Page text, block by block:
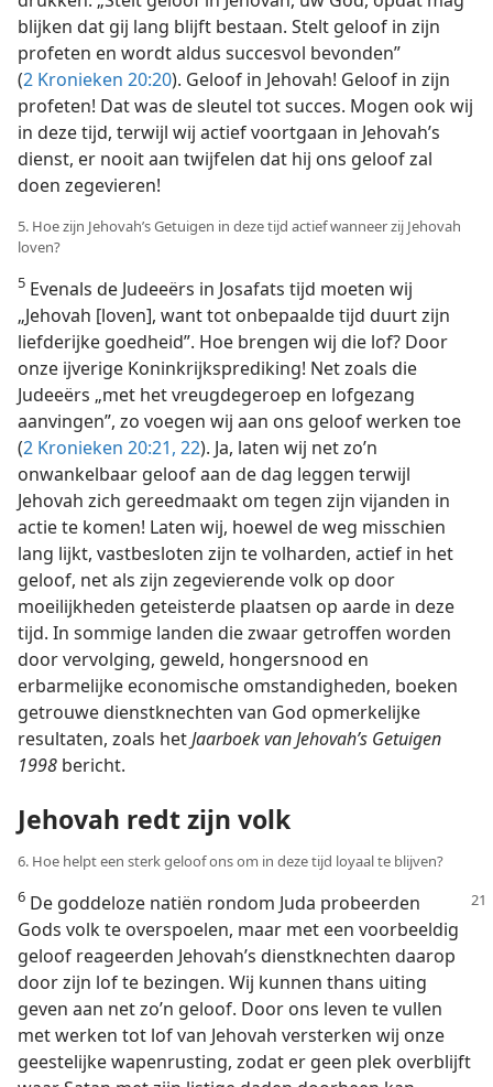
blijken dat gij lang blijft bestaan. Stelt geloof in zijn
profeten en wordt aldus succesvol bevonden”
(2 Kronieken 20:20). Geloof in Jehovah! Geloof in zijn
profeten! Dat was de sleutel tot succes. Mogen ook wij
in deze tijd, terwijl wij actief voortgaan in Jehovah’s
dienst, er nooit aan twijfelen dat hij ons geloof zal
doen zegevieren!
5. Hoe zijn Jehovah’s Getuigen in deze tijd actief wanneer zij Jehovah
loven?
5 Evenals de Judeeërs in Josafats tijd moeten wij
„Jehovah [loven], want tot onbepaalde tijd duurt zijn
liefderijke goedheid”. Hoe brengen wij die lof? Door
onze ijverige Koninkrijksprediking! Net zoals die
Judeeërs „met het vreugdegeroep en lofgezang
aanvingen”, zo voegen wij aan ons geloof werken toe
(2 Kronieken 20:21, 22). Ja, laten wij net zo’n
onwankelbaar geloof aan de dag leggen terwijl
Jehovah zich gereedmaakt om tegen zijn vijanden in
actie te komen! Laten wij, hoewel de weg misschien
lang lijkt, vastbesloten zijn te volharden, actief in het
geloof, net als zijn zegevierende volk op door
moeilijkheden geteisterde plaatsen op aarde in deze
tijd. In sommige landen die zwaar getroffen worden
door vervolging, geweld, hongersnood en
erbarmelijke economische omstandigheden, boeken
getrouwe dienstknechten van God opmerkelijke
resultaten, zoals hetJaarboek van Jehovah’s Getuigen
1998 bericht.
Jehovah redt zijn volk
6. Hoe helpt een sterk geloof ons om in deze tijd loyaal te blijven?
6 De goddeloze natiën rondom Juda probeerden
Gods volk te overspoelen, maar met een voorbeeldig
geloof reageerden Jehovah’s dienstknechten daarop
door zijn lof te bezingen. Wij kunnen thans uiting
geven aan net zo’n geloof. Door ons leven te vullen
met werken tot lof van Jehovah versterken wij onze
geestelijke wapenrusting, zodat er geen plek overblijft